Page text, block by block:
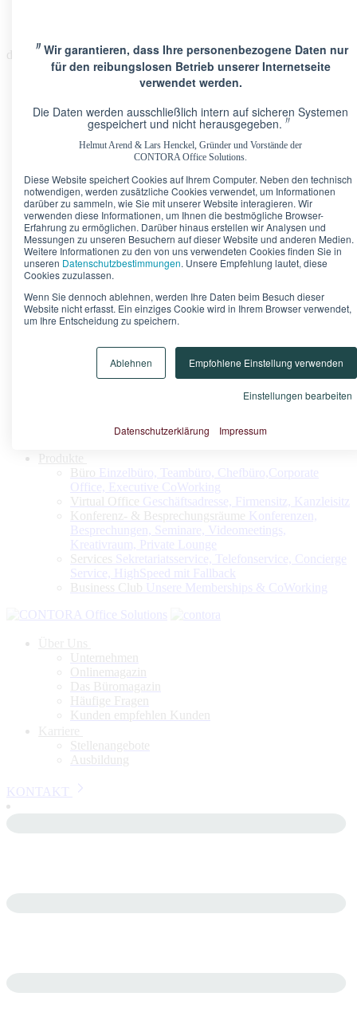
〃Wir garantieren, dass Ihre personenbezogene Daten nur
für den reibungslosen Betrieb unserer Internetseite
verwendet werden.
Die Daten werden ausschließlich intern auf sicheren Systemen
gespeichert und nicht herausgegeben.〃
Helmut Arend & Lars Henckel, Gründer und Vorstände der
CONTORA Office Solutions.
Diese Website speichert Cookies auf Ihrem Computer. Neben den technisch
notwendigen, werden zusätzliche Cookies verwendet, um Informationen
darüber zu sammeln, wie Sie mit unserer Website interagieren. Wir
verwenden diese Informationen, um Ihnen die bestmögliche Browser-
Erfahrung zu ermöglichen. Darüber hinaus erstellen wir Analysen und
Messungen zu unseren Besuchern auf dieser Website und anderen Medien.
Weitere Informationen zu den von uns verwendeten Cookies finden Sie in
unseren Datenschutzbestimmungen. Unsere Empfehlung lautet, diese
Cookies zuzulassen.
Wenn Sie dennoch ablehnen, werden Ihre Daten beim Besuch dieser
Website nicht erfasst. Ein einziges Cookie wird in Ihrem Browser verwendet,
um Ihre Entscheidung zu speichern.
Einstellungen bearbeiten
Empfohlene Einstellung verwenden
Ablehnen
Datenschutzerklärung Impressum
de
Berlin · Upper West Kurfürstendamm 11
Düsseldorf · Kö-Quartier Breite Straße 22
Frankfurt · Marienturm Taunusanlage 9-10
Frankfurt · TaunusTurm Taunustor 1
Frankfurt · Winx Tower Neue Mainzer Straße 6-10
Hamburg · Alter WallAlter Wall 32
München · Palais an der Oper Maximilianstraße 2
München · Theresienhof
Stuttgart · KronprinzenpalaisKönigstraße 38
Konfigurieren Sie nach Ihrem Bedarf Ihr Virtuelles Büro oder
Produkte
Büro Einzelbüro, Teambüro, Chefbüro,Corporate
Office, Executive CoWorking
Virtual Office Geschäftsadresse, Firmensitz, Kanzleisitz
Konferenz- & Besprechungsräume Konferenzen,
Besprechungen, Seminare, Videomeetings,
Kreativraum, Private Lounge
Services Sekretariatsservice, Telefonservice, Concierge
Service, HighSpeed mit Fallback
Business Club Unsere Memberships & CoWorking
Unternehmen
Onlinemagazin
Das Büromagazin
Häufige Fragen
Kunden empfehlen Kunden
Stellenangebote
Ausbildung
KONTAKT